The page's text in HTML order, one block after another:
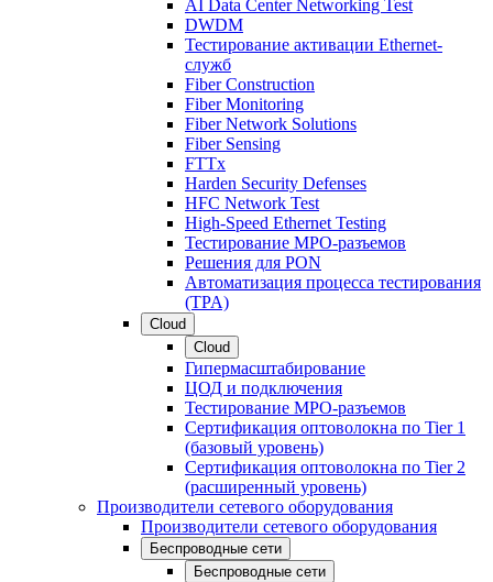
AI Data Center Networking Test
DWDM
Тестирование активации Ethernet-
служб
Fiber Construction
Fiber Monitoring
Fiber Network Solutions
Fiber Sensing
FTTx
Harden Security Defenses
HFC Network Test
High-Speed Ethernet Testing
Тестирование МРО-разъемов
Решения для PON
Автоматизация процесса тестирования
(TPA)
Cloud
Cloud
Гипермасштабирование
ЦОД и подключения
Тестирование МРО-разъемов
Сертификация оптоволокна по Tier 1
(базовый уровень)
Сертификация оптоволокна по Tier 2
(расширенный уровень)
Производители сетевого оборудования
Производители сетевого оборудования
Беспроводные сети
Беспроводные сети